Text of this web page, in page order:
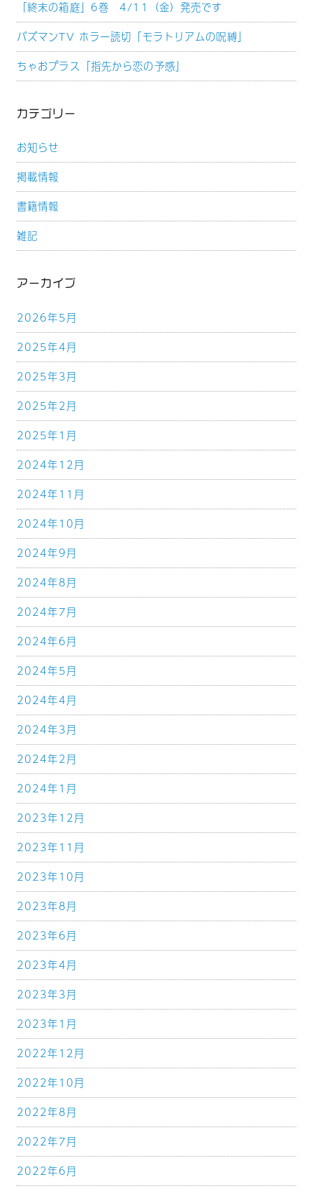
「終末の箱庭」6巻 4/11（金）発売です
バズマンTV ホラー読切「モラトリアムの呪縛」
ちゃおプラス「指先から恋の予感」
カテゴリー
お知らせ
掲載情報
書籍情報
雑記
アーカイブ
2026年5月
2025年4月
2025年3月
2025年2月
2025年1月
2024年12月
2024年11月
2024年10月
2024年9月
2024年8月
2024年7月
2024年6月
2024年5月
2024年4月
2024年3月
2024年2月
2024年1月
2023年12月
2023年11月
2023年10月
2023年8月
2023年6月
2023年4月
2023年3月
2023年1月
2022年12月
2022年10月
2022年8月
2022年7月
2022年6月